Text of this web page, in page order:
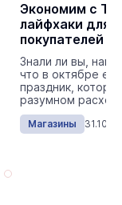
Экономим с ТС
лайфхаки для
покупателей
Знали ли вы,
что в октябре
праздник,
разумном
Магазины